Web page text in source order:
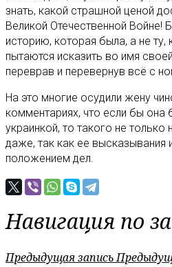
знать, какой страшной ценой
Великой Отечественной Войне!
историю, которая была, а не ту,
пытаются исказить во имя
переврав и перевернув всё с
На это многие осудили жену
комментариях, что если бы она
украинкой, то такого не только
даже, так как ее высказывания
положением дел.
Навигация по
Предыдущая запись